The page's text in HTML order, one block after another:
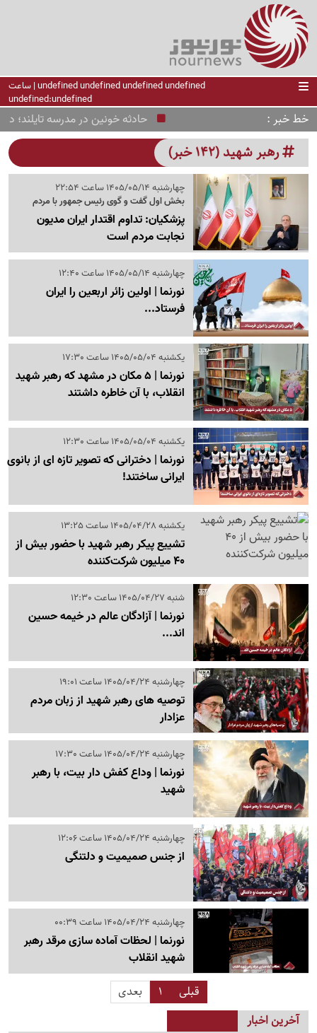
undefined undefined undefined undefined | ساعت
undefined:undefined
خط خبر حادثه خونین در مدرسه تایلند؛
رهبر شهید (142 خبر)
چهارشنبه 1405/05/14 ساعت 22:54
بخش اول گفت و گوی رئیس جمهور با مردم
پزشکیان: تداوم اقتدار ایران مدیون
نجابت مردم است
چهارشنبه 1405/05/14 ساعت 12:40
نورنما | اولین زائر اربعین را ایران
فرستاد...
یکشنبه 1405/05/04 ساعت 17:30
نورنما | 5 مکان در مشهد که رهبر شهید
انقلاب، با آن خاطره داشتند
یکشنبه 1405/05/04 ساعت 12:30
نورنما | دخترانی که تصویر تازه ای از بانوی
ایرانی ساختند!
یکشنبه 1405/04/28 ساعت 13:25
تشییع پیکر رهبر شهید با حضور بیش از
40 میلیون شرکت‌کننده
شنبه 1405/04/27 ساعت 12:30
نورنما | آزادگان عالم در خیمه حسین
اند...
چهارشنبه 1405/04/24 ساعت 19:01
توصیه های رهبر شهید از زبان مردم
عزادار
چهارشنبه 1405/04/24 ساعت 17:30
نورنما | وداع کفش دار بیت، با رهبر
شهید
چهارشنبه 1405/04/24 ساعت 12:06
از جنس صمیمیت و دلتنگی
چهارشنبه 1405/04/24 ساعت 00:39
نورنما | لحظات آماده سازی مرقد رهبر
شهید انقلاب
قبلی 1
بعدی
آخرین اخبار